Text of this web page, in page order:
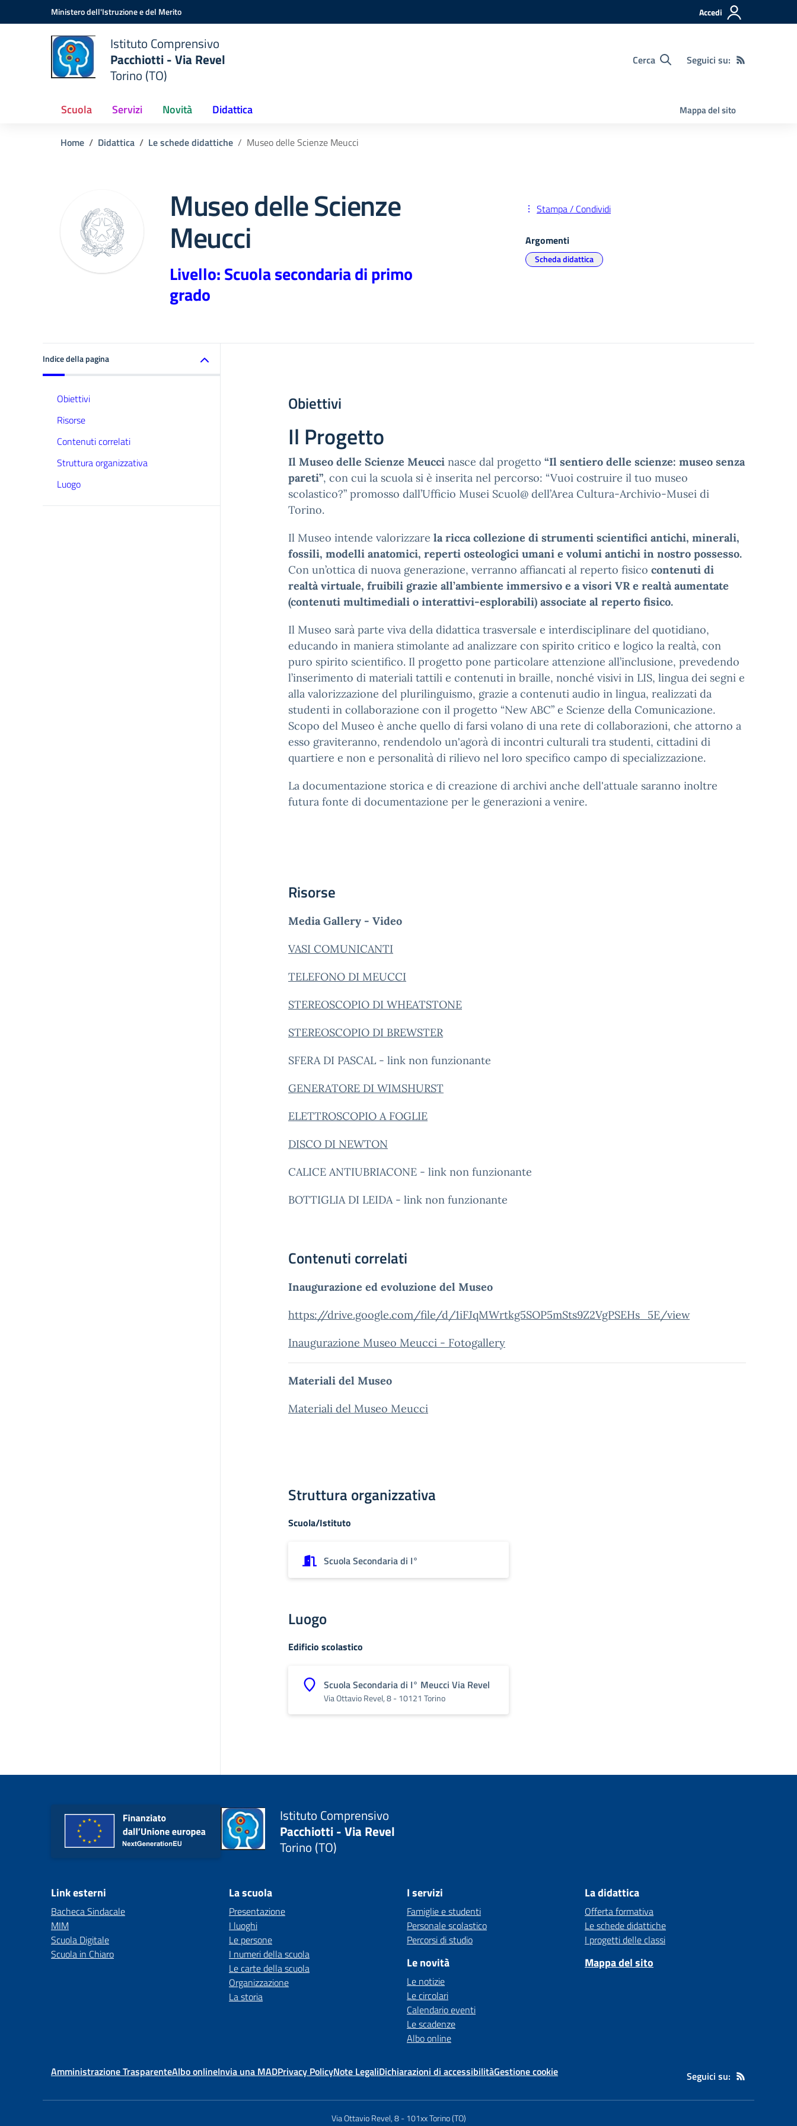
Vai ai contenuti
Vai al menu di navigazioneMinistero dell'Istruzione e del Merito Accedi
Istituto Comprensivo
Pacchiotti - Via Revel
Torino (TO)
Cerca Seguici su:
Scuola Servizi Novità Didattica Mappa del sito
Home Didattica Le schede didattiche Museo delle Scienze Meucci
Museo delle Scienze
Meucci
Livello: Scuola secondaria di primo
grado
Stampa / Condividi
Argomenti
Scheda didattica
Indice della pagina
Obiettivi
Risorse
Contenuti correlati
Struttura organizzativa
Luogo
Obiettivi
Il Progetto
Il Museo delle Scienze Meucci nasce dal progetto “Il sentiero delle scienze: museo senza
pareti”, con cui la scuola si è inserita nel percorso: “Vuoi costruire il tuo museo
scolastico?” promosso dall’Ufficio Musei Scuol@ dell’Area Cultura-Archivio-Musei di
Torino.
Il Museo intende valorizzare la ricca collezione di strumenti scientifici antichi, minerali,
fossili, modelli anatomici, reperti osteologici umani e volumi antichi in nostro possesso.
Con un’ottica di nuova generazione, verranno affiancati al reperto fisico contenuti di
realtà virtuale, fruibili grazie all’ambiente immersivo e a visori VR e realtà aumentate
(contenuti multimediali o interattivi-esplorabili) associate al reperto fisico.
Il Museo sarà parte viva della didattica trasversale e interdisciplinare del quotidiano,
educando in maniera stimolante ad analizzare con spirito critico e logico la realtà, con
puro spirito scientifico. Il progetto pone particolare attenzione all’inclusione, prevedendo
l’inserimento di materiali tattili e contenuti in braille, nonché visivi in LIS, lingua dei segni e
alla valorizzazione del plurilinguismo, grazie a contenuti audio in lingua, realizzati da
studenti in collaborazione con il progetto “New ABC” e Scienze della Comunicazione.
Scopo del Museo è anche quello di farsi volano di una rete di collaborazioni, che attorno a
esso graviteranno, rendendolo un'agorà di incontri culturali tra studenti, cittadini di
quartiere e non e personalità di rilievo nel loro specifico campo di specializzazione.
La documentazione storica e di creazione di archivi anche dell'attuale saranno inoltre
futura fonte di documentazione per le generazioni a venire.
Risorse
Media Gallery - Video
VASI COMUNICANTI
TELEFONO DI MEUCCI
STEREOSCOPIO DI WHEATSTONE
STEREOSCOPIO DI BREWSTER
SFERA DI PASCAL - link non funzionante
GENERATORE DI WIMSHURST
ELETTROSCOPIO A FOGLIE
DISCO DI NEWTON
CALICE ANTIUBRIACONE - link non funzionante
BOTTIGLIA DI LEIDA - link non funzionante
Contenuti correlati
Inaugurazione ed evoluzione del Museo
https://drive.google.com/file/d/1iFJqMWrtkg5SOP5mSts9Z2VgPSEHs_5E/view
Inaugurazione Museo Meucci - Fotogallery
Materiali del Museo
Materiali del Museo Meucci
Struttura organizzativa
Scuola/Istituto
Scuola Secondaria di I°
Luogo
Edificio scolastico
Scuola Secondaria di I° Meucci Via Revel
Via Ottavio Revel, 8 - 10121 Torino
Istituto Comprensivo
Pacchiotti - Via Revel
Torino (TO)
Link esterni
Bacheca Sindacale
MIM
Scuola Digitale
Scuola in Chiaro
La scuola
Presentazione
I luoghi
Le persone
I numeri della scuola
Le carte della scuola
Organizzazione
La storia
I servizi
Famiglie e studenti
Personale scolastico
Percorsi di studio
Le novità
Le notizie
Le circolari
Calendario eventi
Le scadenze
Albo online
La didattica
Offerta formativa
Le schede didattiche
I progetti delle classi
Mappa del sito
Amministrazione TrasparenteAlbo onlineInvia una MADPrivacy PolicyNote LegaliDichiarazioni di accessibilitàGestione cookie Seguici su:
Via Ottavio Revel, 8 -101xx Torino (TO)